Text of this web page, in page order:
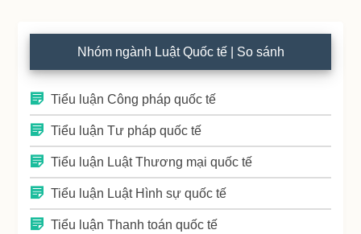
Nhóm ngành Luật Quốc tế | So sánh
Tiểu luận Công pháp quốc tế
Tiểu luận Tư pháp quốc tế
Tiểu luận Luật Thương mại quốc tế
Tiểu luận Luật Hình sự quốc tế
Tiểu luận Thanh toán quốc tế